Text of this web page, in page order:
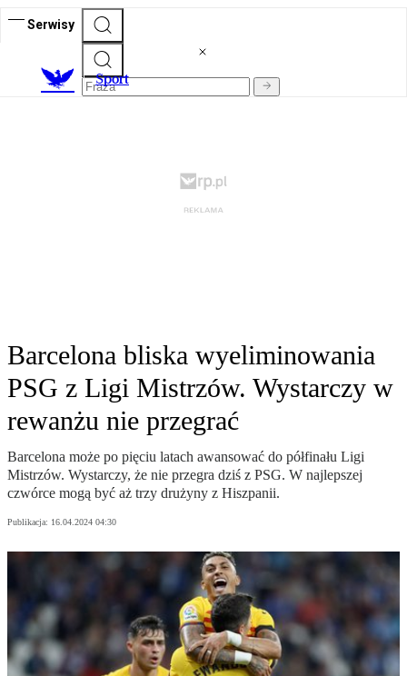
Serwisy
Sport
Barcelona bliska wyeliminowania
PSG z Ligi Mistrzów. Wystarczy w
rewanżu nie przegrać
Barcelona może po pięciu latach awansować do półfinału Ligi
Mistrzów. Wystarczy, że nie przegra dziś z PSG. W najlepszej
czwórce mogą być aż trzy drużyny z Hiszpanii.
Publikacja: 16.04.2024 04:30